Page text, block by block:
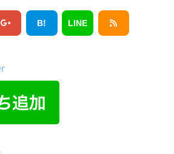
B! LINE